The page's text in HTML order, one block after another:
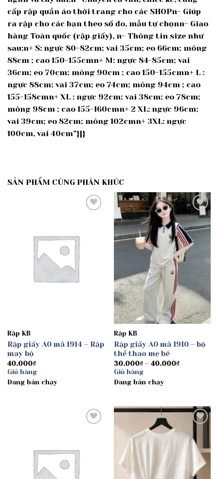
cấp rập quần áo thời trang cho các SHOPn- Giúp
ra rập cho các bạn theo số đo, mẫu tự chọnn- Giao
hàng Toàn quốc (rập giấy), n- Thông tin size như
sau:n+ S: ngực 80-82cm; vai 35cm; eo 66cm; mông
88cm ; cao 150-155cmn+ M: ngực 84-85cm; vai
36cm; eo 70cm; mông 90cm ; cao 150-155cmn+ L :
ngực 88cm; vai 37cm; eo 74cm; mông 94cm ; cao
155-158cmn+ XL : ngực 92cm; vai 38cm; eo 78cm;
mông 98cm ; cao 155-160cmn+ 2 XL: ngực 96cm;
vai 39cm; eo 82cm; mông 102cmn+ 3XL: ngực
100cm, vai 40cm”}]}
SẢN PHẨM CÙNG PHÂN KHÚC
Rập KB
Rập giấy A0 mã 1914 – Rập
may bộ
40.000₫
Giỏ hàng
Đang bán chạy
Add to
wishlist
Rập KB
Rập giấy A0 mã 1910 – bộ
thể thao mẹ bé
30.000₫ – 40.000₫Khoảng
Giỏ hàng
Đang bán chạy
wishlist